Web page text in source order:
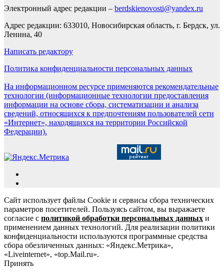
Электронный адрес редакции – berdskienovosti@yandex.ru
Адрес редакции: 633010, Новосибирская область, г. Бердск, ул.
Ленина, 40
Написать редактору
Политика конфиденциальности персональных данных
На информационном ресурсе применяются рекомендательные
технологии (информационные технологии предоставления
информации на основе сбора, систематизации и анализа
сведений, относящихся к предпочтениям пользователей сети
«Интернет», находящихся на территории Российской
Федерации).
Сайт использует файлы Cookie и сервисы сбора технических
параметров посетителей. Пользуясь сайтом, вы выражаете
согласие с политикой обработки персональных данных и
применением данных технологий. Для реализации политики
конфиденциальности используются программные средства
сбора обезличенных данных: «Яндекс.Метрика»,
«Liveinternet», «top.Mail.ru».
Принять